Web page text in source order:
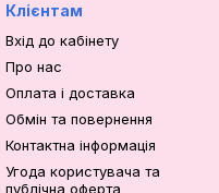
Клієнтам
Вхід до кабінету
Про нас
Оплата і доставка
Обмін та повернення
Контактна інформація
Угода користувача та
публічна оферта